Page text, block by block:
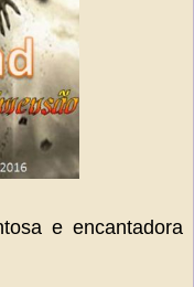
e encantadora